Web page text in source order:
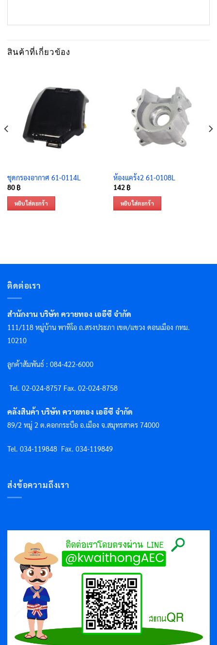
สินค้าที่เกี่ยวข้อง
ชุดกรองอากาศ 61-0114L
80 ฿
หยิบใส่ตะกร้า
ห้องแคร้ง2 61-0108L
142 ฿
หยิบใส่ตะกร้า
ติดต่อเรา
สำนักงาน บริษัท ควายทอง เออีซี จำกัด
111/118 หมู่บ้าน พาทิโอ ถ.สรงประภา เขต/แขวง ดอนเมือง กทม.
10210
ลูกค้าสัมพันธ์ : 084-422-6000
Tel. 02-024-8757 Fax. 02-024-8758
คลังสินค้า บริษัท ควายทอง เออีซี จำกัด
89/2 หมู่ 2 ต.คอกกระบือ อ.เมือง จ.สมุทรสาคร 74000
Tel. 034-119848 Fax. 034-119849
ส่งข้อความถึงเรา